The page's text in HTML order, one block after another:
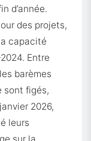
d’année.
des projets,
capacité
Entre
barèmes
sont figés,
2026,
leurs